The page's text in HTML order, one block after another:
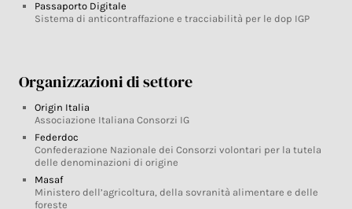
Passaporto Digitale
Sistema di anticontraffazione e tracciabilità per le dop IGP
Organizzazioni di settore
Origin Italia
Associazione Italiana Consorzi IG
Federdoc
Confederazione Nazionale dei Consorzi volontari per la tutela
delle denominazioni di origine
Masaf
Ministero dell’agricoltura, della sovranità alimentare e delle
foreste